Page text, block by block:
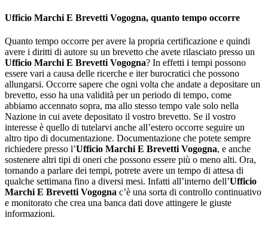
Ufficio Marchi E Brevetti Vogogna, quanto tempo occorre
Quanto tempo occorre per avere la propria certificazione e quindi
avere i diritti di autore su un brevetto che avete rilasciato presso un
Ufficio Marchi E Brevetti Vogogna? In effetti i tempi possono
essere vari a causa delle ricerche e iter burocratici che possono
allungarsi. Occorre sapere che ogni volta che andate a depositare un
brevetto, esso ha una validità per un periodo di tempo, come
abbiamo accennato sopra, ma allo stesso tempo vale solo nella
Nazione in cui avete depositato il vostro brevetto. Se il vostro
interesse è quello di tutelarvi anche all’estero occorre seguire un
altro tipo di documentazione. Documentazione che potete sempre
richiedere presso l’Ufficio Marchi E Brevetti Vogogna, e anche
sostenere altri tipi di oneri che possono essere più o meno alti. Ora,
tornando a parlare dei tempi, potrete avere un tempo di attesa di
qualche settimana fino a diversi mesi. Infatti all’interno dell’Ufficio
Marchi E Brevetti Vogogna c’è una sorta di controllo continuativo
e monitorato che crea una banca dati dove attingere le giuste
informazioni.